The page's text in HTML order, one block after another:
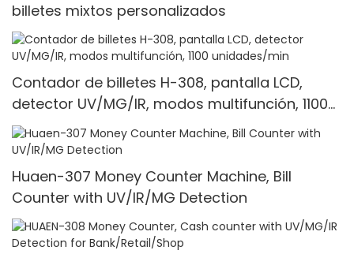
billetes mixtos personalizados
Contador de billetes H-308, pantalla LCD,
detector UV/MG/IR, modos multifunción, 1100
unidades/min
Huaen-307 Money Counter Machine, Bill
Counter with UV/IR/MG Detection